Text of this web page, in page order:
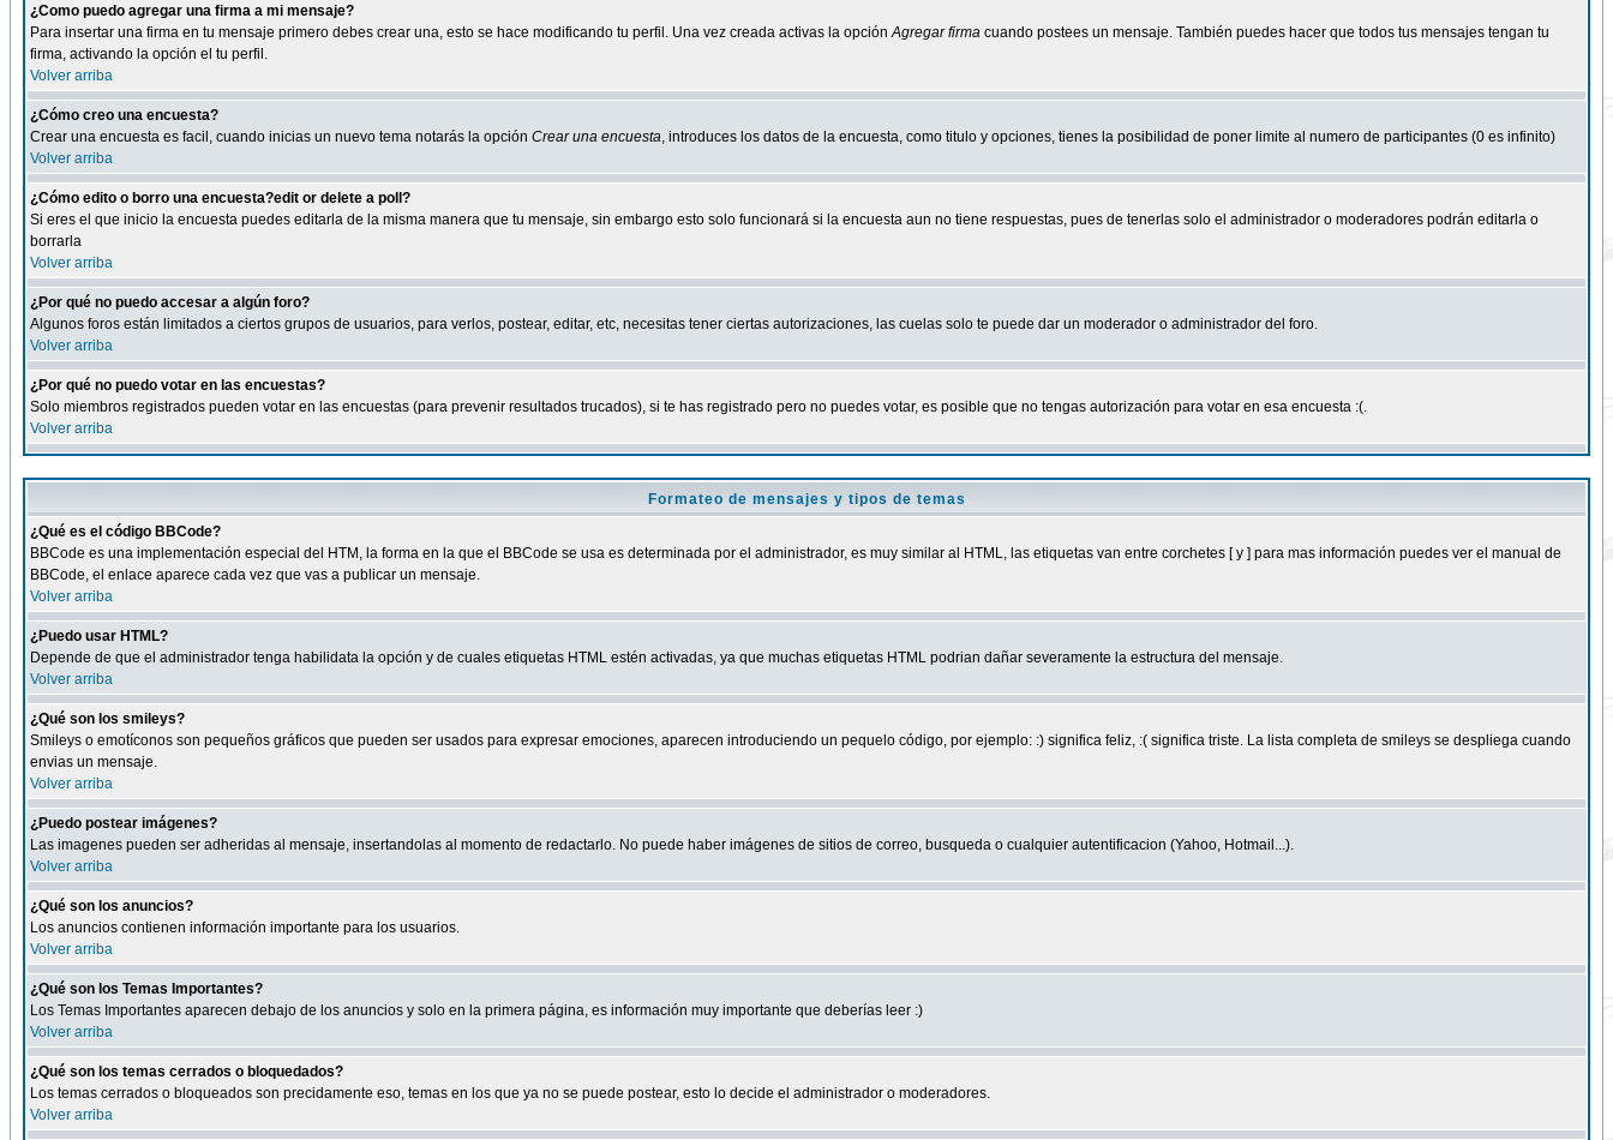
¿Como puedo agregar una firma a mi mensaje?
Para insertar una firma en tu mensaje primero debes crear una, esto se hace modificando tu perfil. Una vez creada activas la opciónAgregar firma cuando postees un mensaje. También puedes hacer que todos tus mensajes tengan tu
firma, activando la opción el tu perfil.
Volver arriba
¿Cómo creo una encuesta?
Crear una encuesta es facil, cuando inicias un nuevo tema notarás la opción Crear una encuesta, introduces los datos de la encuesta, como titulo y opciones, tienes la posibilidad de poner limite al numero de participantes (0 es infinito)
Volver arriba
¿Cómo edito o borro una encuesta?edit or delete a poll?
Si eres el que inicio la encuesta puedes editarla de la misma manera que tu mensaje, sin embargo esto solo funcionará si la encuesta aun no tiene respuestas, pues de tenerlas solo el administrador o moderadores podrán editarla o
borrarla
Volver arriba
¿Por qué no puedo accesar a algún foro?
Algunos foros están limitados a ciertos grupos de usuarios, para verlos, postear, editar, etc, necesitas tener ciertas autorizaciones, las cuelas solo te puede dar un moderador o administrador del foro.
Volver arriba
¿Por qué no puedo votar en las encuestas?
Solo miembros registrados pueden votar en las encuestas (para prevenir resultados trucados), si te has registrado pero no puedes votar, es posible que no tengas autorización para votar en esa encuesta :(.
Volver arriba
Formateo de mensajes y tipos de temas
¿Qué es el código BBCode?
BBCode es una implementación especial del HTM, la forma en la que el BBCode se usa es determinada por el administrador, es muy similar al HTML, las etiquetas van entre corchetes [ y ] para mas información puedes ver el manual de
BBCode, el enlace aparece cada vez que vas a publicar un mensaje.
Volver arriba
¿Puedo usar HTML?
Depende de que el administrador tenga habilidata la opción y de cuales etiquetas HTML estén activadas, ya que muchas etiquetas HTML podrian dañar severamente la estructura del mensaje.
Volver arriba
¿Qué son los smileys?
Smileys o emotíconos son pequeños gráficos que pueden ser usados para expresar emociones, aparecen introduciendo un pequelo código, por ejemplo: :) significa feliz, :( significa triste. La lista completa de smileys se despliega cuando
envias un mensaje.
Volver arriba
¿Puedo postear imágenes?
Las imagenes pueden ser adheridas al mensaje, insertandolas al momento de redactarlo. No puede haber imágenes de sitios de correo, busqueda o cualquier autentificacion (Yahoo, Hotmail...).
Volver arriba
¿Qué son los anuncios?
Los anuncios contienen información importante para los usuarios.
Volver arriba
¿Qué son los Temas Importantes?
Los Temas Importantes aparecen debajo de los anuncios y solo en la primera página, es información muy importante que deberías leer :)
Volver arriba
¿Qué son los temas cerrados o bloquedados?
Los temas cerrados o bloqueados son precidamente eso, temas en los que ya no se puede postear, esto lo decide el administrador o moderadores.
Volver arriba